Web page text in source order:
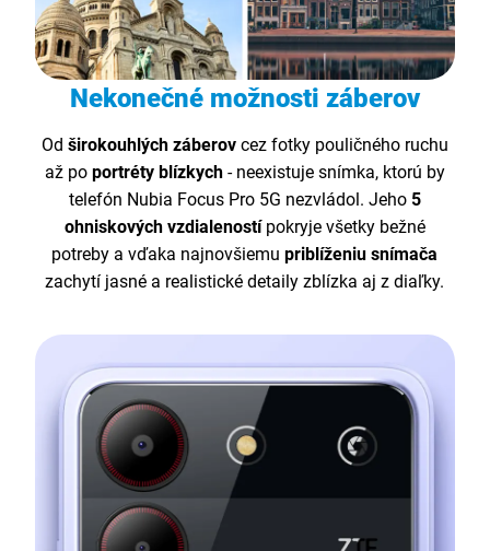
Nekonečné možnosti záberov
Od širokouhlých záberovcez fotky pouličného ruchu
až po portréty blízkych- neexistuje snímka, ktorú by
telefón Nubia Focus Pro 5G nezvládol. Jeho 5
ohniskových vzdialeností pokryje všetky bežné
potreby a vďaka najnovšiemupriblíženiu snímača
zachytí jasné a realistické detaily zblízka aj z diaľky.